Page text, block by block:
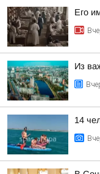
Его
Из
14